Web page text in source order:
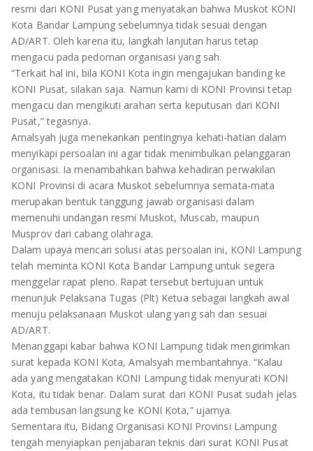
TULANG BAWANG BARAT
MESUJI
WAY KANAN
PRINGSEWU
resmi dari KONI Pusat yang menyatakan bahwa Muskot KONI
Kota Bandar Lampung sebelumnya tidak sesuai dengan
AD/ART. Oleh karena itu, langkah lanjutan harus tetap
mengacu pada pedoman organisasi yang sah.
“Terkait hal ini, bila KONI Kota ingin mengajukan banding ke
KONI Pusat, silakan saja. Namun kami di KONI Provinsi tetap
mengacu dan mengikuti arahan serta keputusan dari KONI
Pusat,” tegasnya.
Amalsyah juga menekankan pentingnya kehati-hatian dalam
menyikapi persoalan ini agar tidak menimbulkan pelanggaran
organisasi. Ia menambahkan bahwa kehadiran perwakilan
KONI Provinsi di acara Muskot sebelumnya semata-mata
merupakan bentuk tanggung jawab organisasi dalam
memenuhi undangan resmi Muskot, Muscab, maupun
Musprov dari cabang olahraga.
Dalam upaya mencari solusi atas persoalan ini, KONI Lampung
telah meminta KONI Kota Bandar Lampung untuk segera
menggelar rapat pleno. Rapat tersebut bertujuan untuk
menunjuk Pelaksana Tugas (Plt) Ketua sebagai langkah awal
menuju pelaksanaan Muskot ulang yang sah dan sesuai
AD/ART.
Menanggapi kabar bahwa KONI Lampung tidak mengirimkan
surat kepada KONI Kota, Amalsyah membantahnya. “Kalau
ada yang mengatakan KONI Lampung tidak menyurati KONI
Kota, itu tidak benar. Dalam surat dari KONI Pusat sudah jelas
ada tembusan langsung ke KONI Kota,” ujarnya.
Sementara itu, Bidang Organisasi KONI Provinsi Lampung
tengah menyiapkan penjabaran teknis dari surat KONI Pusat